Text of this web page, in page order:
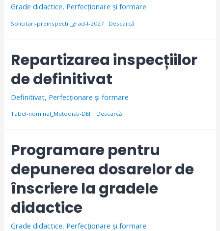
Grade didactice, Perfecționare și formare
Solicitari-preinspectii_grad-I-2027 Descarcă
Repartizarea inspecțiilor
de definitivat
Definitivat, Perfecționare și formare
Tabel-nominal_Metodisti-DEF Descarcă
Programare pentru
depunerea dosarelor de
înscriere la gradele
didactice
Grade didactice, Perfecționare și formare